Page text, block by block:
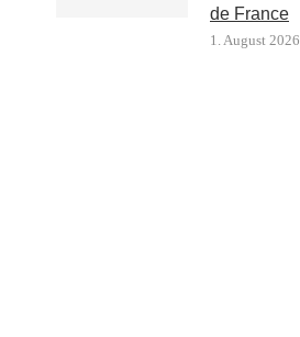
de France
1. August 2026